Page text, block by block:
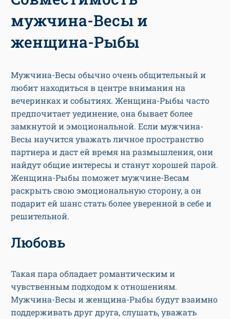
мужчина-Весы и
женщина-Рыбы
Мужчина-Весы обычно очень общительный и
любит находиться в центре внимания на
вечеринках и событиях. Женщина-Рыбы часто
предпочитает уединение, она бывает более
замкнутой и эмоциональной. Если мужчина-
Весы научится уважать личное пространство
партнера и даст ей время на размышления, они
найдут общие интересы и станут хорошей парой.
Женщина-Рыбы поможет мужчине-Весам
раскрыть свою эмоциональную сторону, а он
подарит ей шанс стать более уверенной в себе и
решительной.
Любовь
Такая пара обладает романтическим и
чувственным подходом к отношениям.
Мужчина-Весы и женщина-Рыбы будут взаимно
поддерживать друг друга, слушать, уважать